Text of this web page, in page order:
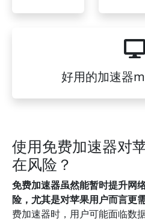
好用的加速器
使用免费加速器对
在风险？
免费加速器虽然能暂时提升网
险，尤其是对苹果用户而言更
费加速器时，用户可能面临数